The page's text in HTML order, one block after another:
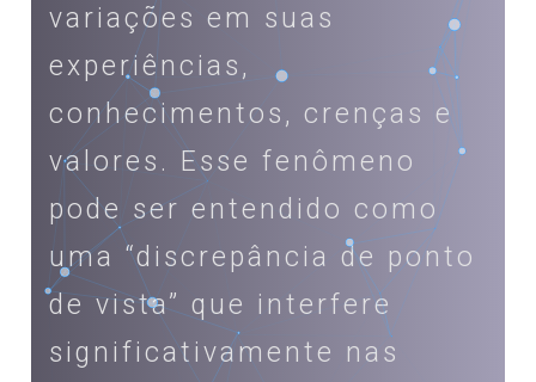
variações em suas
experiências,
conhecimentos, crenças e
valores. Esse fenômeno
pode ser entendido como
uma “discrepância de ponto
de vista” que interfere
significativamente nas